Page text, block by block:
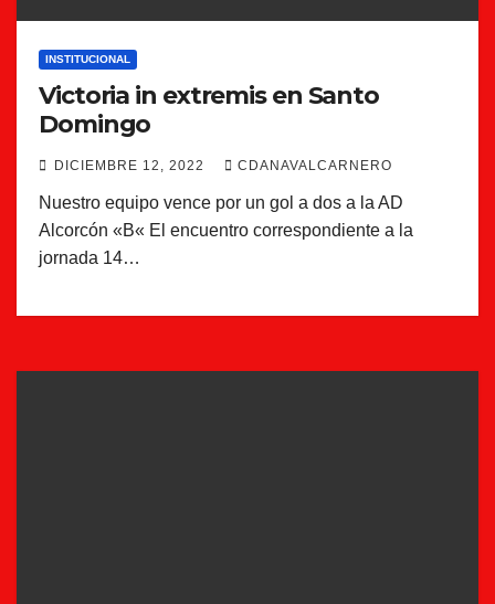
INSTITUCIONAL
Victoria in extremis en Santo
Domingo
DICIEMBRE 12, 2022 CDANAVALCARNERO
Nuestro equipo vence por un gol a dos a la AD
Alcorcón «B« El encuentro correspondiente a la
jornada 14…